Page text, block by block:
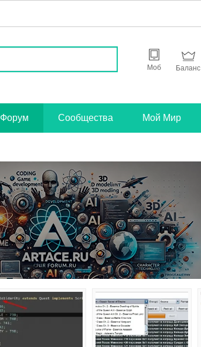
Моб Баланс
Форум Сообщества Мой Мир